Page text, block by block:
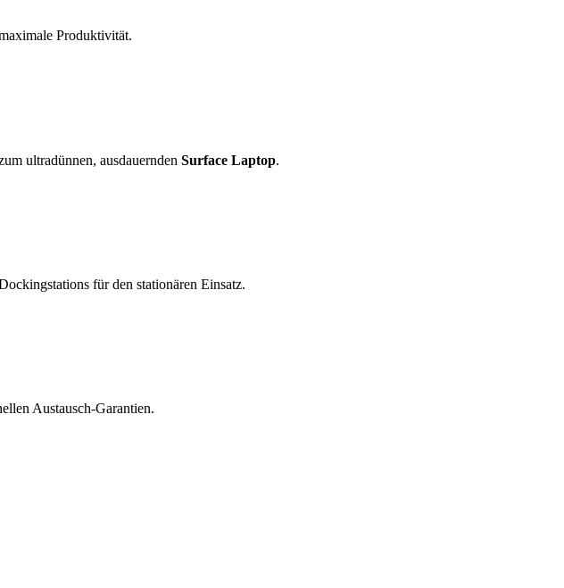
Produktivität.
ultradünnen, ausdauernden Surface Laptop.
für den stationären Einsatz.
Austausch-Garantien.